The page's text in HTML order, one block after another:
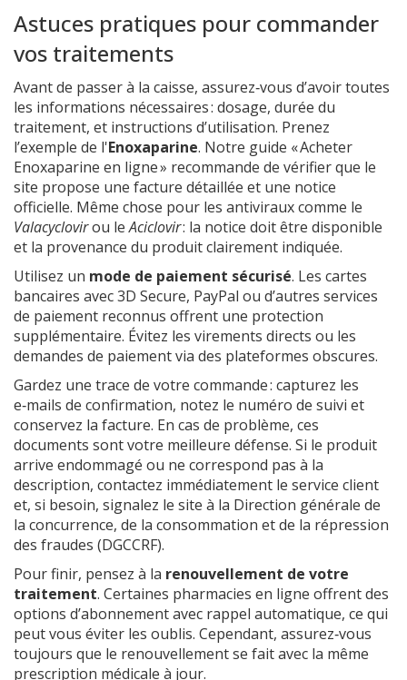
Astuces pratiques pour commander
vos traitements
Avant de passer à la caisse, assurez‑vous d’avoir toutes
les informations nécessaires : dosage, durée du
traitement, et instructions d’utilisation. Prenez
l’exemple de l'Enoxaparine. Notre guide « Acheter
Enoxaparine en ligne » recommande de vérifier que le
site propose une facture détaillée et une notice
officielle. Même chose pour les antiviraux comme le
Valacyclovirou leAciclovir: la notice doit être disponible
et la provenance du produit clairement indiquée.
Utilisez un mode de paiement sécurisé. Les cartes
bancaires avec 3D Secure, PayPal ou d’autres services
de paiement reconnus offrent une protection
supplémentaire. Évitez les virements directs ou les
demandes de paiement via des plateformes obscures.
Gardez une trace de votre commande : capturez les
e‑mails de confirmation, notez le numéro de suivi et
conservez la facture. En cas de problème, ces
documents sont votre meilleure défense. Si le produit
arrive endommagé ou ne correspond pas à la
description, contactez immédiatement le service client
et, si besoin, signalez le site à la Direction générale de
la concurrence, de la consommation et de la répression
des fraudes (DGCCRF).
Pour finir, pensez à la renouvellement de votre
traitement. Certaines pharmacies en ligne offrent des
options d’abonnement avec rappel automatique, ce qui
peut vous éviter les oublis. Cependant, assurez‑vous
toujours que le renouvellement se fait avec la même
prescription médicale à jour.